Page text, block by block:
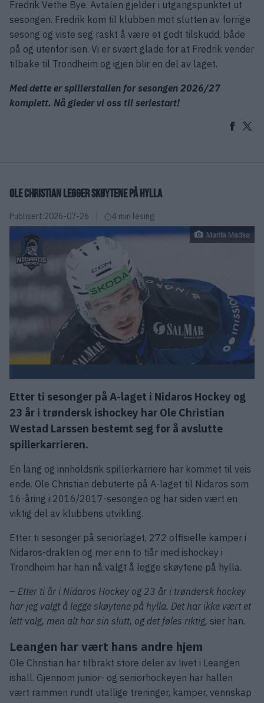
Fredrik Vethe Bye. Avtalen gjelder i utgangspunktet ut
sesongen. Fredrik kom til klubben mot slutten av forrige
sesong og viste seg raskt å være et godt tilskudd, både
på og utenfor isen. Vi er svært glade for at Fredrik vender
tilbake til Trondheim og igjen blir en del av laget.
Med dette er spillerstallen for sesongen 2026/27
komplett. Nå gleder vi oss til seriestart!
OLE CHRISTIAN LEGGER SKØYTENE PÅ HYLLA
Publisert:2026-07-26 4 min lesing
Marita Madsø
Etter ti sesonger på A-laget i Nidaros Hockey og
23 år i trøndersk ishockey har Ole Christian
Westad Larssen bestemt seg for å avslutte
spillerkarrieren.
En lang og innholdsrik spillerkarriere har kommet til veis
ende. Ole Christian debuterte på A-laget til Nidaros som
16-åring i 2016/2017-sesongen og har siden vært en
viktig del av klubbens utvikling.
Etter ti sesonger på seniorlaget, 272 offisielle kamper i
Nidaros-drakten og mer enn to tiår med ishockey i
Trondheim har han nå valgt å legge skøytene på hylla.
– Etter ti år i Nidaros Hockey og 23 år i trøndersk hockey
har jeg valgt å legge skøytene på hylla. Det har ikke vært et
lett valg, men alt har sin slutt, og det føles riktig, sier han.
Leangen har vært hans andre hjem
Ole Christian har tilbrakt store deler av livet i Leangen
ishall. Gjennom junior- og seniorhockeyen har hallen
vært rammen rundt utallige treninger, kamper, vennskap